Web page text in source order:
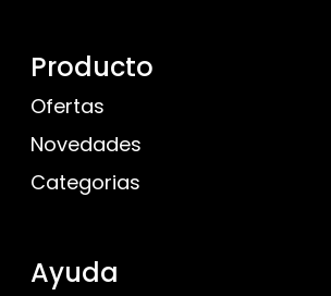
Producto
Ofertas
Novedades
Categorias
Ayuda